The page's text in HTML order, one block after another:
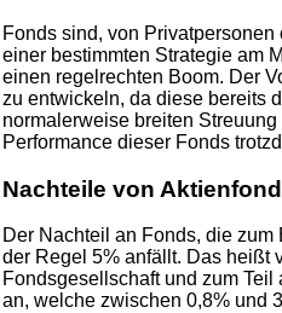
Fonds sind, von
einer bestimmten Strategie am
einen regelrechten Boom. Der
zu entwickeln, da diese bereits
normalerweise breiten
Performance dieser Fonds
Nachteile von
Der Nachteil an Fonds, die
der Regel 5% anfällt. Das heißt
Fondsgesellschaft und zum
an, welche zwischen 0,8% und